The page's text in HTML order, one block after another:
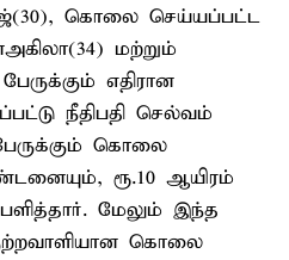
கொலை செய்யப்பட்ட
மற்றும்
எதிரான
நீதிபதி செல்வம்
கொலை
ரூ.10 ஆயிரம்
மேலும் இந்த
கொலை